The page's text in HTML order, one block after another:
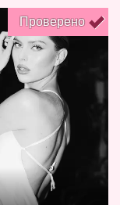
Проверено